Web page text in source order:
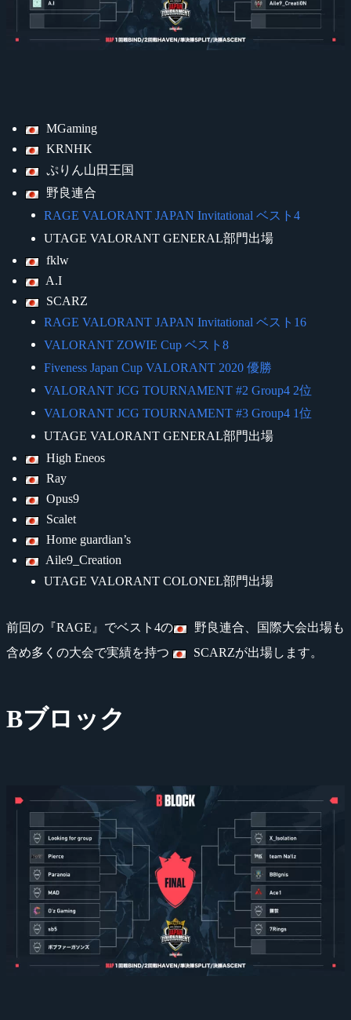
MGaming
KRNHK
ぷりん山田王国
野良連合
RAGE VALORANT JAPAN Invitational ベスト4
UTAGE VALORANT GENERAL部門出場
fklw
A.I
SCARZ
RAGE VALORANT JAPAN Invitational ベスト16
VALORANT ZOWIE Cup ベスト8
Fiveness Japan Cup VALORANT 2020 優勝
VALORANT JCG TOURNAMENT #2 Group4 2位
VALORANT JCG TOURNAMENT #3 Group4 1位
UTAGE VALORANT GENERAL部門出場
High Eneos
Ray
Opus9
Scalet
Home guardian’s
Aile9_Creation
UTAGE VALORANT COLONEL部門出場
前回の『RAGE』でベスト4の
野良連合、国際大会出場も
含め多くの大会で実績を持つ
SCARZが出場します。
Bブロック